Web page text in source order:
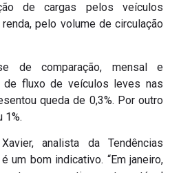
de cargas pelos veículos
pelo volume de circulação
de comparação, mensal e
de fluxo de veículos leves nas
queda de 0,3%. Por outro
1%.
analista da Tendências
um bom indicativo. “Em janeiro,